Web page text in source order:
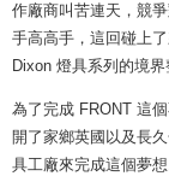
作廠商叫苦連天，競
手高高手，這回碰上
Dixon 燈具系列的境界
為了完成 FRONT 這
開了家鄉英國以及長
具工廠來完成這個夢